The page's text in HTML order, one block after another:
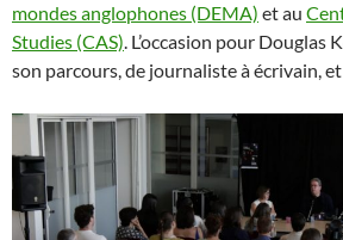
mondes anglophones (DEMA) et au
Studies (CAS). L’occasion pour Douglas
son parcours, de journaliste à écrivain,